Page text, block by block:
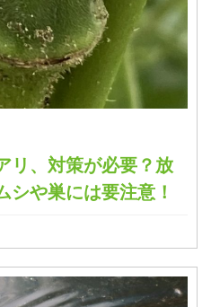
リ、対策が必要？放
や巣には要注意！